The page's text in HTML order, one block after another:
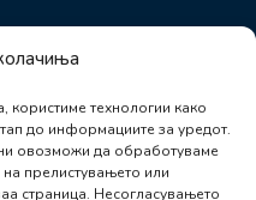
користиме технологии како
до информациите за уредот.
овозможи да обработуваме
прелистувањето или
страница. Несогласувањето